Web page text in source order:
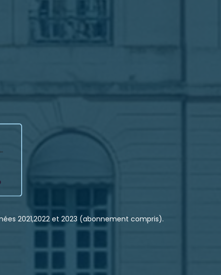
2021,2022 et 2023 (abonnement compris).